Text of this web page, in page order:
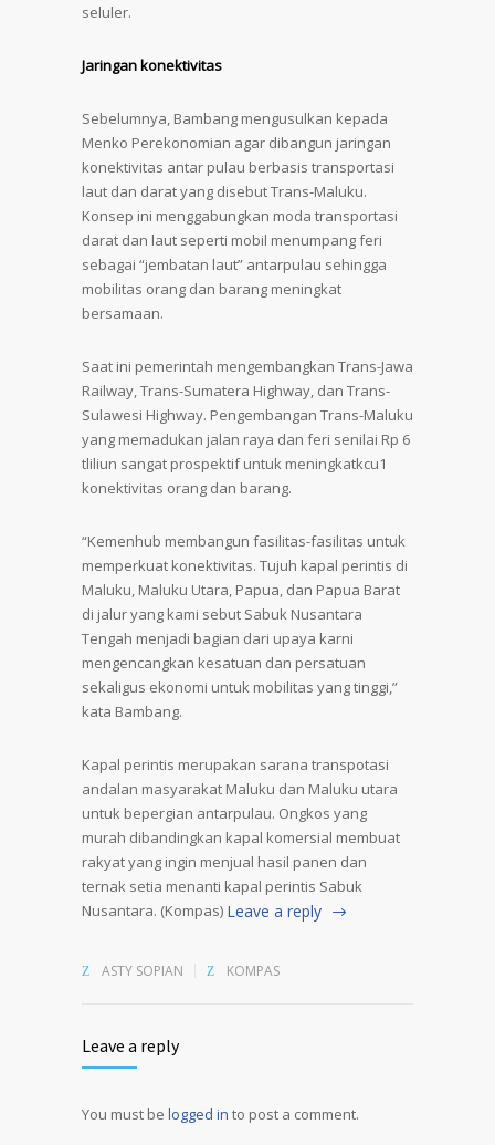
seluler.
Jaringan konektivitas
Sebelumnya, Bambang mengusulkan kepada
Menko Perekonomian agar dibangun jaringan
konektivitas antar pulau berbasis transportasi
laut dan darat yang disebut Trans-Maluku.
Konsep ini menggabungkan moda transportasi
darat dan laut seperti mobil menumpang feri
sebagai “jembatan laut” antarpulau sehingga
mobilitas orang dan barang meningkat
bersamaan.
Saat ini pemerintah mengembangkan Trans-Jawa
Railway, Trans-Sumatera Highway, dan Trans-
Sulawesi Highway. Pengembangan Trans-Maluku
yang memadukan jalan raya dan feri senilai Rp 6
tliliun sangat prospektif untuk meningkatkcu1
konektivitas orang dan barang.
“Kemenhub membangun fasilitas-fasilitas untuk
memperkuat konektivitas. Tujuh kapal perintis di
Maluku, Maluku Utara, Papua, dan Papua Barat
di jalur yang kami sebut Sabuk Nusantara
Tengah menjadi bagian dari upaya karni
mengencangkan kesatuan dan persatuan
sekaligus ekonomi untuk mobilitas yang tinggi,”
kata Bambang.
Kapal perintis merupakan sarana transpotasi
andalan masyarakat Maluku dan Maluku utara
untuk bepergian antarpulau. Ongkos yang
murah dibandingkan kapal komersial membuat
rakyat yang ingin menjual hasil panen dan
ternak setia menanti kapal perintis Sabuk
Nusantara. (Kompas) Leave a reply
ASTY SOPIAN KOMPAS
Leave a reply
You must be logged in to post a comment.